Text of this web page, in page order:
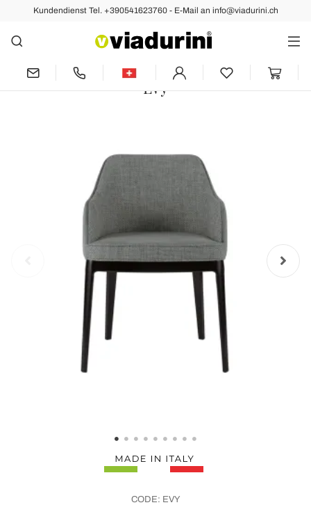
Kundendienst Tel. +390541623760 - E-Mail an info@viadurini.ch
Vorher Nächste
Wohnzimmersessel aus verschiedenen
Stoffen und Massivholz Made in Italy -
Evy
CODE: EVY